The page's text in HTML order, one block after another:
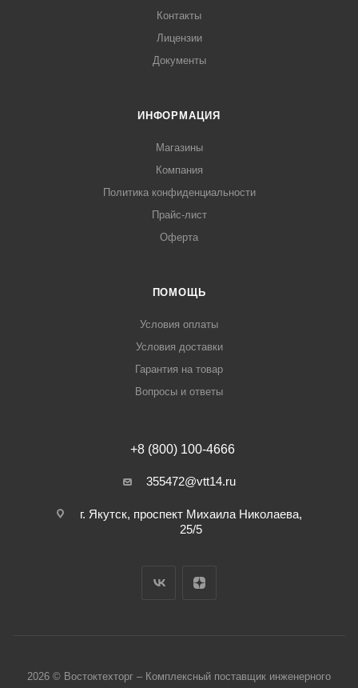
Контакты
Лицензии
Документы
ИНФОРМАЦИЯ
Магазины
Компания
Политика конфиденциальности
Прайс-лист
Оферта
ПОМОЩЬ
Условия оплаты
Условия доставки
Гарантия на товар
Вопросы и ответы
+8 (800) 100-4666
355472@vtt14.ru
г. Якутск, проспект Михаила Николаева,
25/5
2026 © Востоктехторг – Комплексный поставщик инженерного